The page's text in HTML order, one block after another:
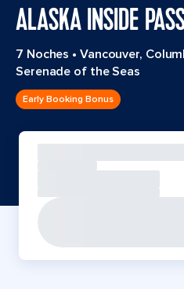
ALASKA INSIDE
7 Noches • Vancouver,
Serenade of the Seas
Early Booking Bonus